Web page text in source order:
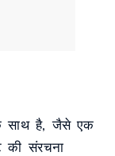
के साथ है, जैसे एक
की संरचना